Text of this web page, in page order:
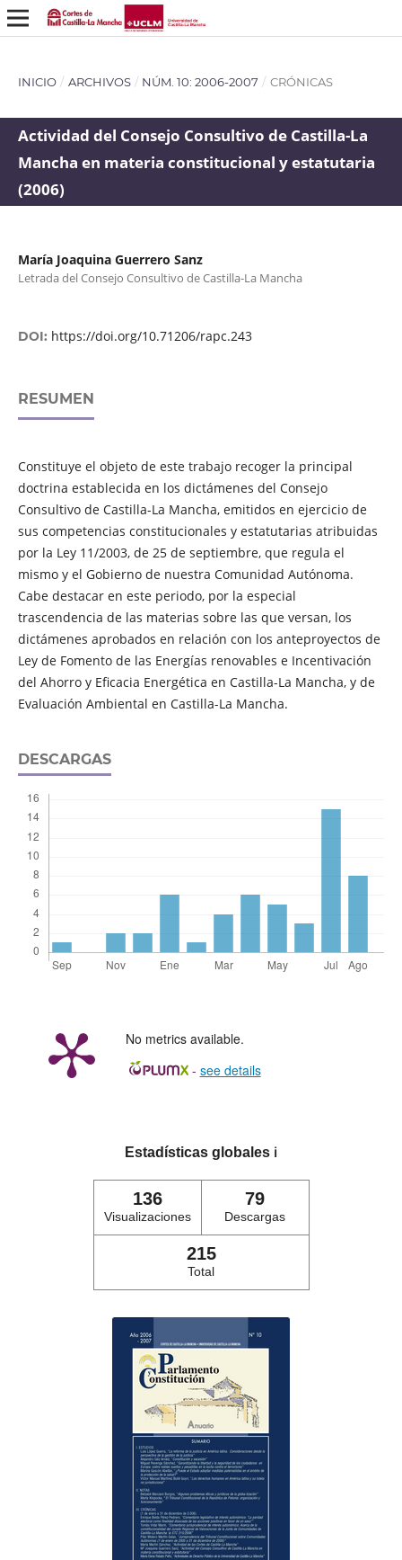
INICIO / ARCHIVOS / NÚM. 10: 2006-2007 / CRÓNICAS
Actividad del Consejo Consultivo de Castilla-La
Mancha en materia constitucional y estatutaria
(2006)
María Joaquina Guerrero Sanz
Letrada del Consejo Consultivo de Castilla-La Mancha
DOI: https://doi.org/10.71206/rapc.243
RESUMEN
Constituye el objeto de este trabajo recoger la principal
doctrina establecida en los dictámenes del Consejo
Consultivo de Castilla-La Mancha, emitidos en ejercicio de
sus competencias constitucionales y estatutarias atribuidas
por la Ley 11/2003, de 25 de septiembre, que regula el
mismo y el Gobierno de nuestra Comunidad Autónoma.
Cabe destacar en este periodo, por la especial
trascendencia de las materias sobre las que versan, los
dictámenes aprobados en relación con los anteproyectos de
Ley de Fomento de las Energías renovables e Incentivación
del Ahorro y Eficacia Energética en Castilla-La Mancha, y de
Evaluación Ambiental en Castilla-La Mancha.
DESCARGAS
No metrics available.
- see details
Estadísticas globales ℹ️
136
Visualizaciones
79
Descargas
215
Total